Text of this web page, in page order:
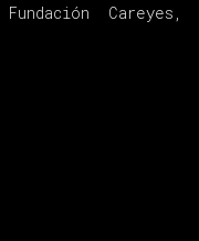
Fundación Careyes,